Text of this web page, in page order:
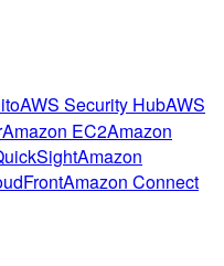
AWS Security HubAWS
Amazon EC2Amazon
Amazon
Amazon Connect